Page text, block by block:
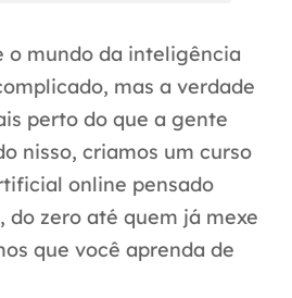
decisão
o mundo da inteligência
mas a verdade
perto do que a gente
nisso, criamos um curso
online pensado
do zero até quem já mexe
que você aprenda de